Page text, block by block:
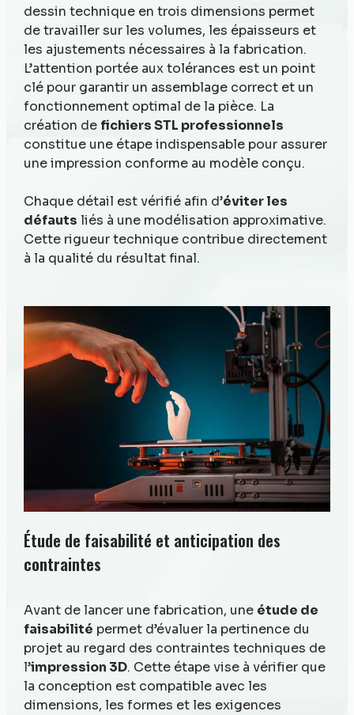
dessin technique en trois dimensions permet
de travailler sur les volumes, les épaisseurs et
les ajustements nécessaires à la fabrication.
L’attention portée aux tolérances est un point
clé pour garantir un assemblage correct et un
fonctionnement optimal de la pièce. La
création de fichiers STL professionnels
constitue une étape indispensable pour assurer
une impression conforme au modèle conçu.
Chaque détail est vérifié afin d’éviter les
défauts liés à une modélisation approximative.
Cette rigueur technique contribue directement
à la qualité du résultat final.
Étude de faisabilité et anticipation des
contraintes
Avant de lancer une fabrication, une étude de
faisabilité permet d’évaluer la pertinence du
projet au regard des contraintes techniques de
l’impression 3D. Cette étape vise à vérifier que
la conception est compatible avec les
dimensions, les formes et les exigences